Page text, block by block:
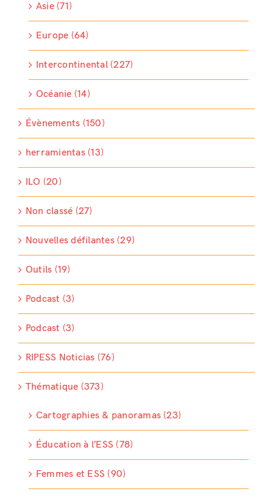
Asie (71)
Europe (64)
Intercontinental (227)
Océanie (14)
Évènements (150)
herramientas (13)
ILO (20)
Non classé (27)
Nouvelles défilantes (29)
Outils (19)
Podcast (3)
Podcast (3)
RIPESS Noticias (76)
Thématique (373)
Cartographies & panoramas (23)
Éducation à l’ESS (78)
Femmes et ESS (90)